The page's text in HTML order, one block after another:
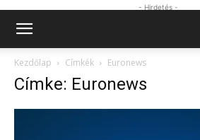
- Hirdetés -
Kezdőlap Címkék Euronews
Címke: Euronews